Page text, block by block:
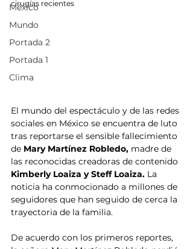
México
Mundo
Portada 2
Portada 1
Clima
cirugías recientes
El mundo del espectáculo y de las redes
sociales en México se encuentra de luto
tras reportarse el sensible fallecimiento
de Mary Martínez Robledo, madre de
las reconocidas creadoras de contenido
Kimberly Loaiza y Steff Loaiza. La
noticia ha conmocionado a millones de
seguidores que han seguido de cerca la
trayectoria de la familia.
De acuerdo con los primeros reportes,